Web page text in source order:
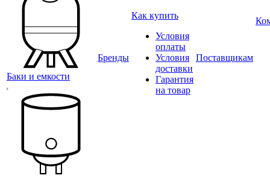
Баки и емкости
Бренды
Как купить
Условия
оплаты
Условия
доставки
Гарантия
на товар
Поставщикам